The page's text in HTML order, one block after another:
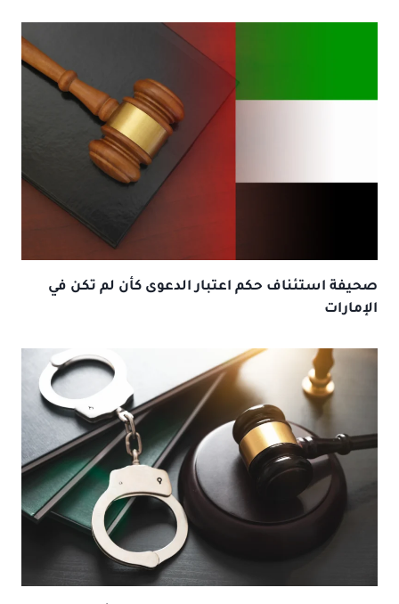
صحيفة استئناف حكم اعتبار الدعوى كأن لم تكن في
الإمارات